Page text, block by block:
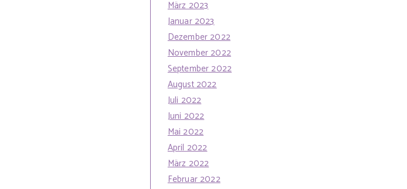
März 2023
Januar 2023
Dezember 2022
November 2022
September 2022
August 2022
Juli 2022
Juni 2022
Mai 2022
April 2022
März 2022
Februar 2022